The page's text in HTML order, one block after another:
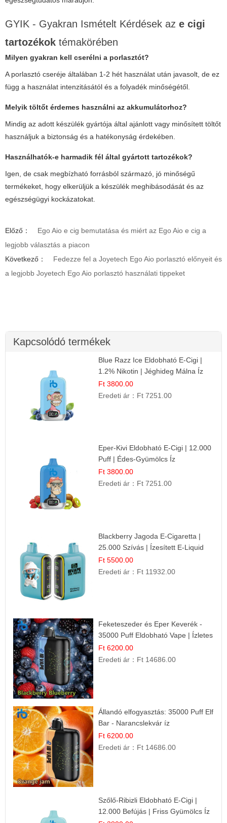
GYIK - Gyakran Ismételt Kérdések az e cigi
tartozékok témakörében
Milyen gyakran kell cserélni a porlasztót?
A porlasztó cseréje általában 1-2 hét használat után javasolt, de ez
függ a használat intenzitásától és a folyadék minőségétől.
Melyik töltőt érdemes használni az akkumulátorhoz?
Mindig az adott készülék gyártója által ajánlott vagy minősített töltőt
használjuk a biztonság és a hatékonyság érdekében.
Használhatók-e harmadik fél által gyártott tartozékok?
Igen, de csak megbízható forrásból származó, jó minőségű
termékeket, hogy elkerüljük a készülék meghibásodását és az
egészségügyi kockázatokat.
Előző：
Ego Aio e cig bemutatása és miért az Ego Aio e cig a
legjobb választás a piacon
Következő：
Fedezze fel a Joyetech Ego Aio porlasztó előnyeit és
a legjobb Joyetech Ego Aio porlasztó használati tippeket
Kapcsolódó termékek
Blue Razz Ice Eldobható E-Cigi |
1.2% Nikotin | Jéghideg Málna Íz
Ft 3800.00
Eredeti ár： Ft 7251.00
Eper-Kivi Eldobható E-Cigi | 12.000
Puff | Édes-Gyümölcs Íz
Ft 3800.00
Eredeti ár： Ft 7251.00
Blackberry Jagoda E-Cigaretta |
25.000 Szívás | Ízesített E-Liquid
Ft 5500.00
Eredeti ár： Ft 11932.00
Feketeszeder és Eper Keverék -
35000 Puff Eldobható Vape | Ízletes
Gyümölcsökombináció!
Ft 6200.00
Eredeti ár： Ft 14686.00
Állandó elfogyasztás: 35000 Puff Elf
Bar - Narancslekvár íz
Ft 6200.00
Eredeti ár： Ft 14686.00
Szőlő-Ribizli Eldobható E-Cigi |
12.000 Befújás | Friss Gyümölcs Íz